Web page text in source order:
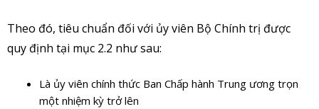
Theo đó, tiêu chuẩn đối với ủy viên Bộ Chính trị được
quy định tại mục 2.2 như sau:
Là ủy viên chính thức Ban Chấp hành Trung ương trọn
một nhiệm kỳ trở lên